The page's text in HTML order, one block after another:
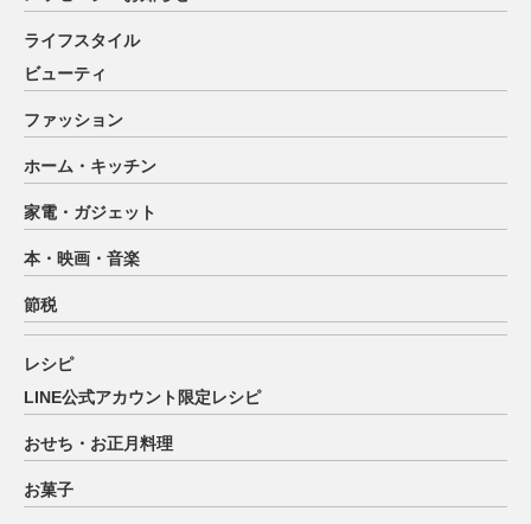
ライフスタイル
ビューティ
ファッション
ホーム・キッチン
家電・ガジェット
本・映画・音楽
節税
レシピ
LINE公式アカウント限定レシピ
おせち・お正月料理
お菓子